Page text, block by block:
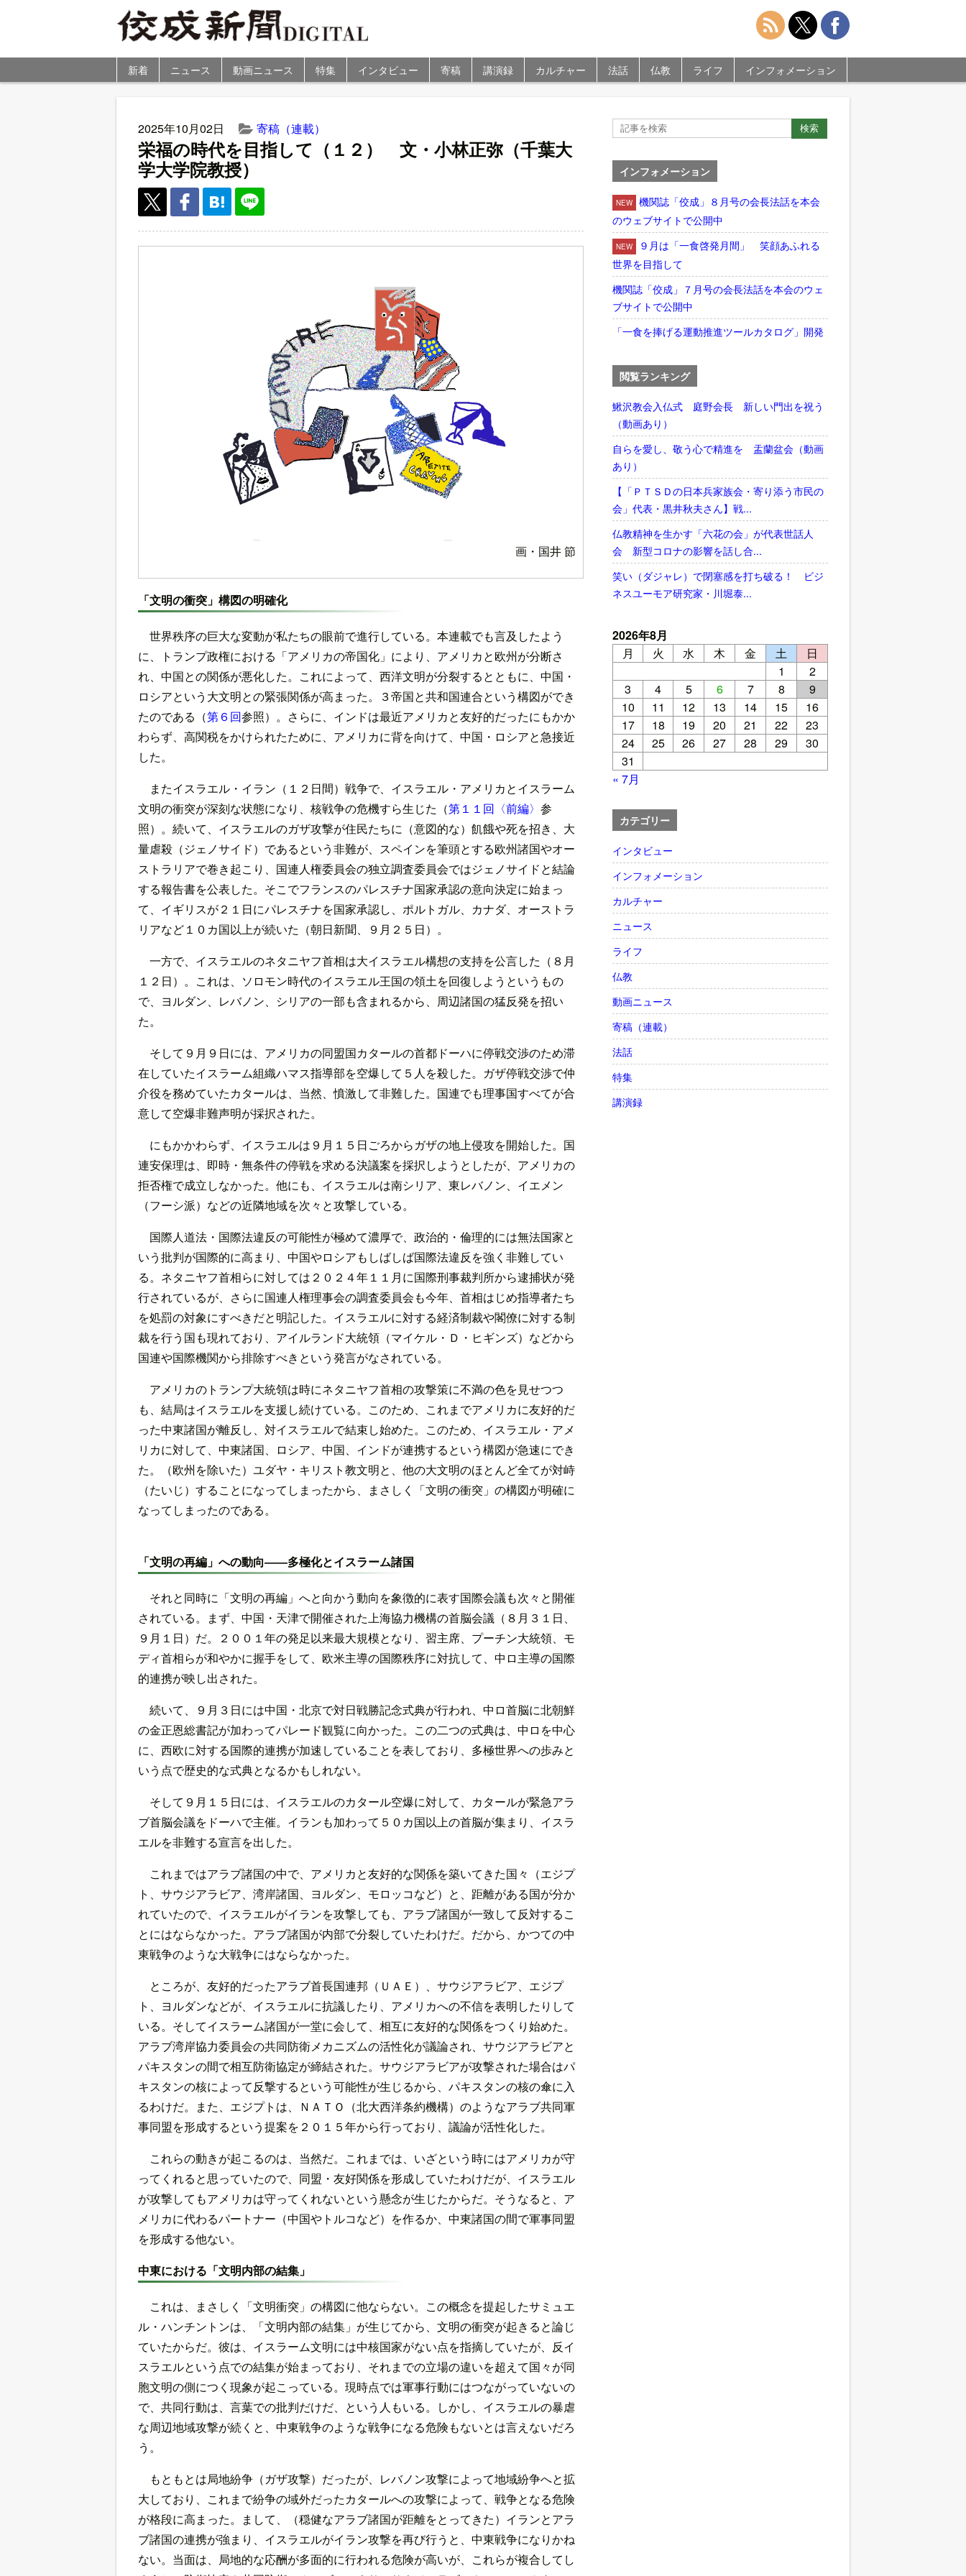
新着 ニュース 動画ニュース 特集 インタビュー 寄稿 講演録 カルチャー 法話 仏教 ライフ インフォメーション
2025年10月02日 寄稿（連載）
栄福の時代を目指して（１２） 文・小林正弥（千葉大
学大学院教授）
画・国井 節
「文明の衝突」構図の明確化
世界秩序の巨大な変動が私たちの眼前で進行している。本連載でも言及したよう
に、トランプ政権における「アメリカの帝国化」により、アメリカと欧州が分断さ
れ、中国との関係が悪化した。これによって、西洋文明が分裂するとともに、中国・
ロシアという大文明との緊張関係が高まった。３帝国と共和国連合という構図ができ
たのである（第６回参照）。さらに、インドは最近アメリカと友好的だったにもかか
わらず、高関税をかけられたために、アメリカに背を向けて、中国・ロシアと急接近
した。
またイスラエル・イラン（１２日間）戦争で、イスラエル・アメリカとイスラーム
文明の衝突が深刻な状態になり、核戦争の危機すら生じた（第１１回〈前編〉 参
照）。続いて、イスラエルのガザ攻撃が住民たちに（意図的な）飢餓や死を招き、大
量虐殺（ジェノサイド）であるという非難が、スペインを筆頭とする欧州諸国やオー
ストラリアで巻き起こり、国連人権委員会の独立調査委員会ではジェノサイドと結論
する報告書を公表した。そこでフランスのパレスチナ国家承認の意向決定に始まっ
て、イギリスが２１日にパレスチナを国家承認し、ポルトガル、カナダ、オーストラ
リアなど１０カ国以上が続いた（朝日新聞、９月２５日）。
一方で、イスラエルのネタニヤフ首相は大イスラエル構想の支持を公言した（８月
１２日）。これは、ソロモン時代のイスラエル王国の領土を回復しようというもの
で、ヨルダン、レバノン、シリアの一部も含まれるから、周辺諸国の猛反発を招い
た。
そして９月９日には、アメリカの同盟国カタールの首都ドーハに停戦交渉のため滞
在していたイスラーム組織ハマス指導部を空爆して５人を殺した。ガザ停戦交渉で仲
介役を務めていたカタールは、当然、憤激して非難した。国連でも理事国すべてが合
意して空爆非難声明が採択された。
にもかかわらず、イスラエルは９月１５日ごろからガザの地上侵攻を開始した。国
連安保理は、即時・無条件の停戦を求める決議案を採択しようとしたが、アメリカの
拒否権で成立しなかった。他にも、イスラエルは南シリア、東レバノン、イエメン
（フーシ派）などの近隣地域を次々と攻撃している。
国際人道法・国際法違反の可能性が極めて濃厚で、政治的・倫理的には無法国家と
いう批判が国際的に高まり、中国やロシアもしばしば国際法違反を強く非難してい
る。ネタニヤフ首相らに対しては２０２４年１１月に国際刑事裁判所から逮捕状が発
行されているが、さらに国連人権理事会の調査委員会も今年、首相はじめ指導者たち
を処罰の対象にすべきだと明記した。イスラエルに対する経済制裁や閣僚に対する制
裁を行う国も現れており、アイルランド大統領（マイケル・Ｄ・ヒギンズ）などから
国連や国際機関から排除すべきという発言がなされている。
アメリカのトランプ大統領は時にネタニヤフ首相の攻撃策に不満の色を見せつつ
も、結局はイスラエルを支援し続けている。このため、これまでアメリカに友好的だ
った中東諸国が離反し、対イスラエルで結束し始めた。このため、イスラエル・アメ
リカに対して、中東諸国、ロシア、中国、インドが連携するという構図が急速にでき
た。（欧州を除いた）ユダヤ・キリスト教文明と、他の大文明のほとんど全てが対峙
（たいじ）することになってしまったから、まさしく「文明の衝突」の構図が明確に
なってしまったのである。
「文明の再編」への動向――多極化とイスラーム諸国
それと同時に「文明の再編」へと向かう動向を象徴的に表す国際会議も次々と開催
されている。まず、中国・天津で開催された上海協力機構の首脳会議（８月３１日、
９月１日）だ。２００１年の発足以来最大規模となり、習主席、プーチン大統領、モ
ディ首相らが和やかに握手をして、欧米主導の国際秩序に対抗して、中ロ主導の国際
的連携が映し出された。
続いて、９月３日には中国・北京で対日戦勝記念式典が行われ、中ロ首脳に北朝鮮
の金正恩総書記が加わってパレード観覧に向かった。この二つの式典は、中ロを中心
に、西欧に対する国際的連携が加速していることを表しており、多極世界への歩みと
いう点で歴史的な式典となるかもしれない。
そして９月１５日には、イスラエルのカタール空爆に対して、カタールが緊急アラ
ブ首脳会議をドーハで主催。イランも加わって５０カ国以上の首脳が集まり、イスラ
エルを非難する宣言を出した。
これまではアラブ諸国の中で、アメリカと友好的な関係を築いてきた国々（エジプ
ト、サウジアラビア、湾岸諸国、ヨルダン、モロッコなど）と、距離がある国が分か
れていたので、イスラエルがイランを攻撃しても、アラブ諸国が一致して反対するこ
とにはならなかった。アラブ諸国が内部で分裂していたわけだ。だから、かつての中
東戦争のような大戦争にはならなかった。
ところが、友好的だったアラブ首長国連邦（ＵＡＥ）、サウジアラビア、エジプ
ト、ヨルダンなどが、イスラエルに抗議したり、アメリカへの不信を表明したりして
いる。そしてイスラーム諸国が一堂に会して、相互に友好的な関係をつくり始めた。
アラブ湾岸協力委員会の共同防衛メカニズムの活性化が議論され、サウジアラビアと
パキスタンの間で相互防衛協定が締結された。サウジアラビアが攻撃された場合はパ
キスタンの核によって反撃するという可能性が生じるから、パキスタンの核の傘に入
るわけだ。また、エジプトは、ＮＡＴＯ（北大西洋条約機構）のようなアラブ共同軍
事同盟を形成するという提案を２０１５年から行っており、議論が活性化した。
これらの動きが起こるのは、当然だ。これまでは、いざという時にはアメリカが守
ってくれると思っていたので、同盟・友好関係を形成していたわけだが、イスラエル
が攻撃してもアメリカは守ってくれないという懸念が生じたからだ。そうなると、ア
メリカに代わるパートナー（中国やトルコなど）を作るか、中東諸国の間で軍事同盟
を形成する他ない。
中東における「文明内部の結集」
これは、まさしく「文明衝突」の構図に他ならない。この概念を提起したサミュエ
ル・ハンチントンは、「文明内部の結集」が生じてから、文明の衝突が起きると論じ
ていたからだ。彼は、イスラーム文明には中核国家がない点を指摘していたが、反イ
スラエルという点での結集が始まっており、それまでの立場の違いを超えて国々が同
胞文明の側につく現象が起こっている。現時点では軍事行動にはつながっていないの
で、共同行動は、言葉での批判だけだ、という人もいる。しかし、イスラエルの暴虐
な周辺地域攻撃が続くと、中東戦争のような戦争になる危険もないとは言えないだろ
う。
もともとは局地紛争（ガザ攻撃）だったが、レバノン攻撃によって地域紛争へと拡
大しており、これまで紛争の域外だったカタールへの攻撃によって、戦争となる危険
が格段に高まった。まして、（穏健なアラブ諸国が距離をとってきた）イランとアラ
ブ諸国の連携が強まり、イスラエルがイラン攻撃を再び行うと、中東戦争になりかね
ない。当面は、局地的な応酬が多面的に行われる危険が高いが、これらが複合してし
インフォメーション
NEW
機関誌「佼成」８月号の会長法話を本会
のウェブサイトで公開中
NEW
９月は「一食啓発月間」 笑顔あふれる
世界を目指して
機関誌「佼成」７月号の会長法話を本会のウェ
ブサイトで公開中
「一食を捧げる運動推進ツールカタログ」開発
閲覧ランキング
鰍沢教会入仏式 庭野会長 新しい門出を祝う
（動画あり）
自らを愛し、敬う心で精進を 盂蘭盆会（動画
あり）
【「ＰＴＳＤの日本兵家族会・寄り添う市民の
会」代表・黒井秋夫さん】戦...
仏教精神を生かす「六花の会」が代表世話人
会 新型コロナの影響を話し合...
笑い（ダジャレ）で閉塞感を打ち破る！ ビジ
ネスユーモア研究家・川堀泰...
2026年8月
月
火 水 木 金 土
日
1
2
3
4 5 6 7 8
9
10
11 12 13 14 15
16
17
18 19 20 21 22
23
24
25 26 27 28 29
30
31
« 7月
カテゴリー
インタビュー
インフォメーション
カルチャー
ニュース
ライフ
仏教
動画ニュース
寄稿（連載）
法話
特集
講演録